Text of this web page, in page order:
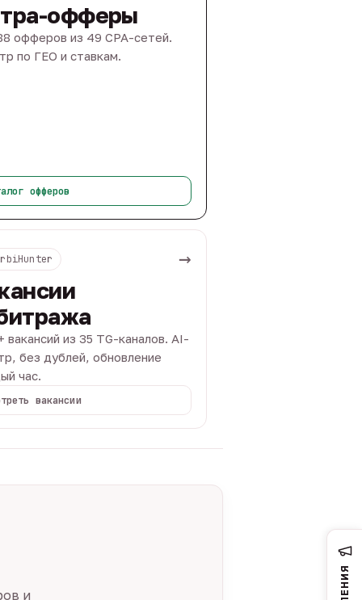
офферы
офферов из 49 CPA-сетей.
по ГЕО и ставкам.
офферов
→
вакансий из 35 TG-каналов. AI-
без дублей, обновление
час.
вакансии
и